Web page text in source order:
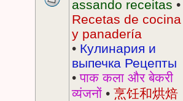
assando receitas •
Recetas de cocina
y panadería
• Кулинария и
выпечка Рецепты
•पाक कला और बेकरी
व्यंजनों • 烹饪和烘焙